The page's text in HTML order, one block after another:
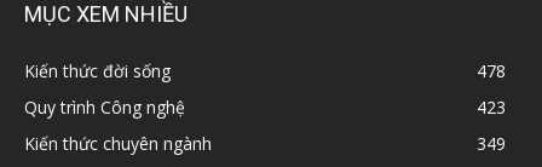
MỤC XEM NHIỀU
Kiến thức đời sống
478
Quy trình Công nghệ
423
Kiến thức chuyên ngành
349